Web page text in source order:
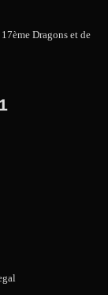
Dragons et de